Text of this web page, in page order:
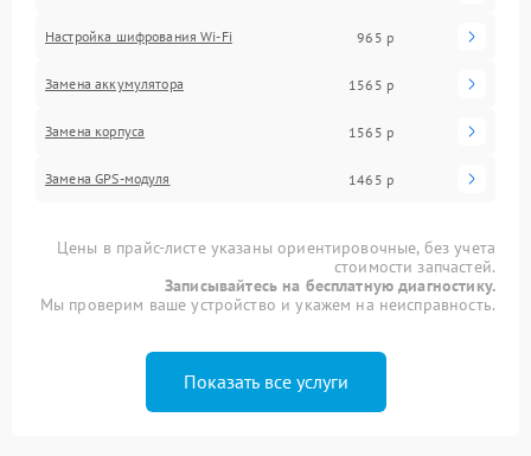
Настройка шифрования Wi-Fi 965 р
Замена аккумулятора 1565 р
Замена корпуса 1565 р
Замена GPS-модуля 1465 р
Цены в прайс-листе указаны ориентировочные, без учета
стоимости запчастей.
Записывайтесь на бесплатную диагностику.
Мы проверим ваше устройство и укажем на неисправность.
Показать все услуги